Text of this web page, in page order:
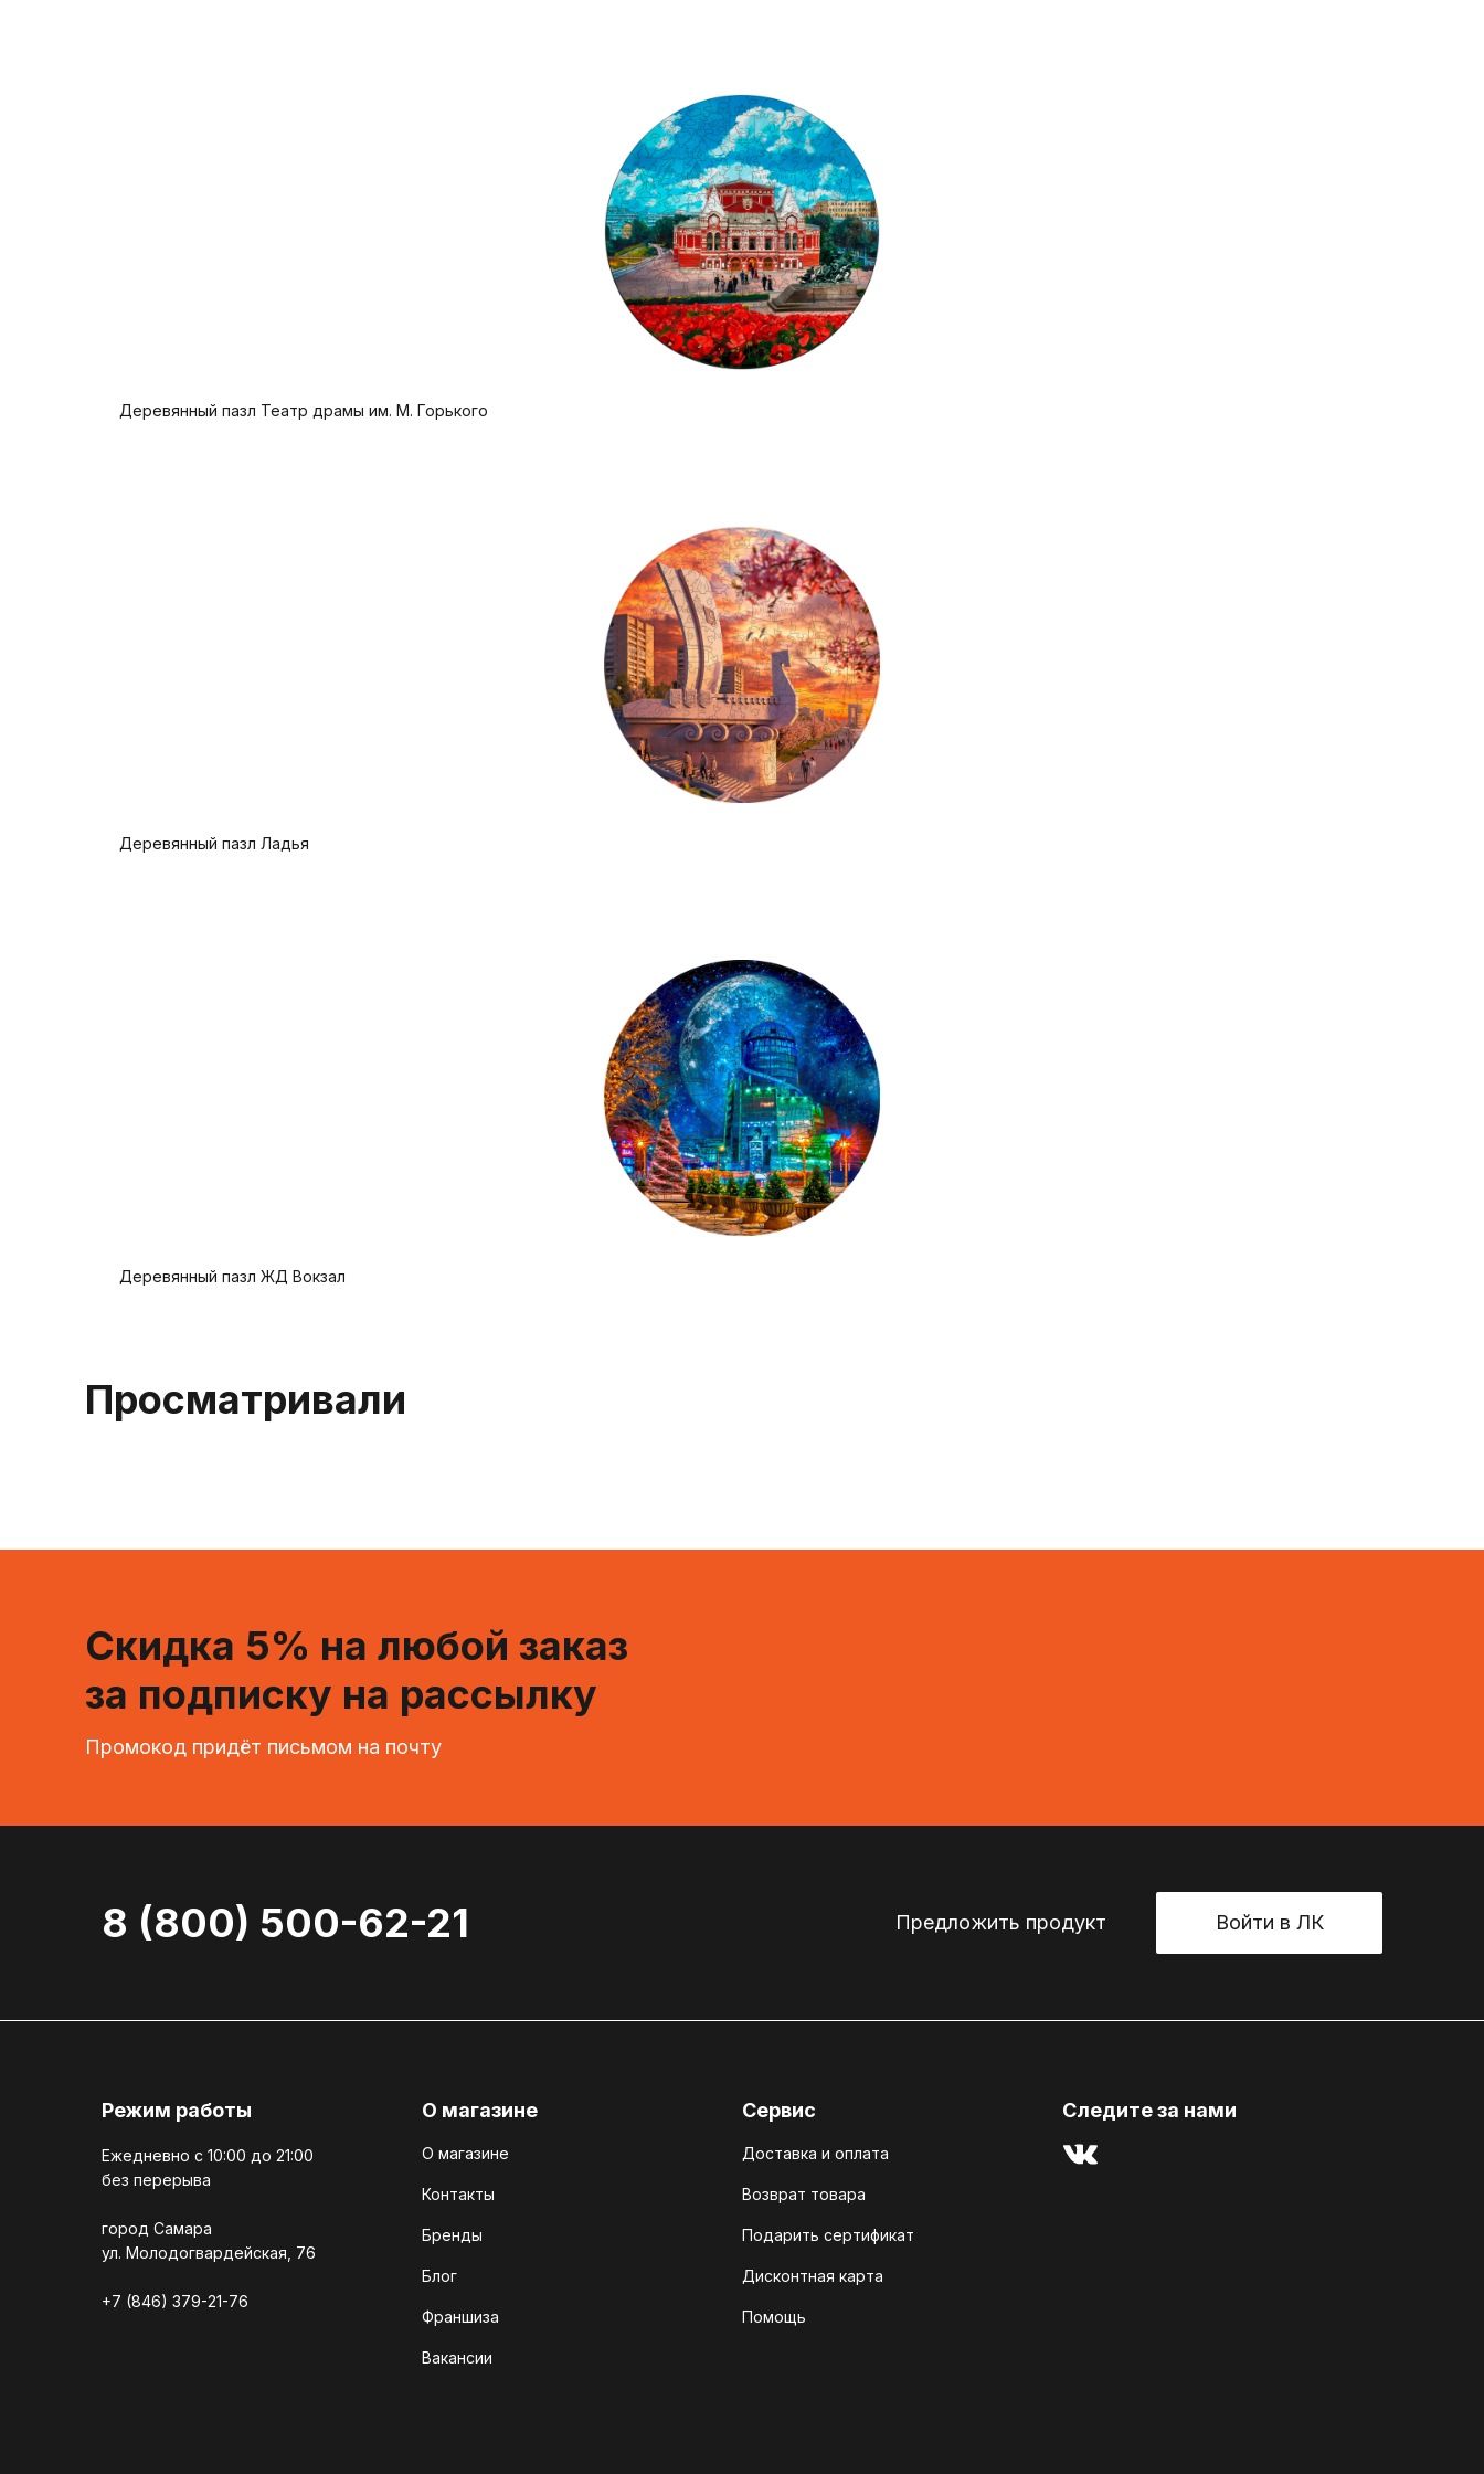
Деревянный пазл Театр драмы им. М. Горького
Деревянный пазл Ладья
Деревянный пазл ЖД Вокзал
Просматривали
Скидка 5% на любой заказ
за подписку на рассылку
Промокод придёт письмом на почту
8 (800) 500-62-21 Предложить продукт Войти в ЛК
Режим работы
Ежедневно c 10:00 до 21:00
без перерыва
город Самара
ул. Молодогвардейская, 76
+7 (846) 379-21-76
О магазине
О магазине
Контакты
Бренды
Блог
Франшиза
Вакансии
Сервис
Доставка и оплата
Возврат товара
Подарить сертификат
Дисконтная карта
Помощь
Cледите за нами